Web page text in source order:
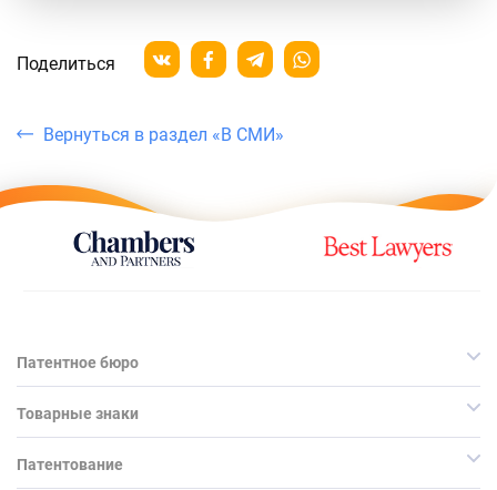
Поделиться
Вернуться в раздел «В СМИ»
Патентное бюро
Товарные знаки
Патентование